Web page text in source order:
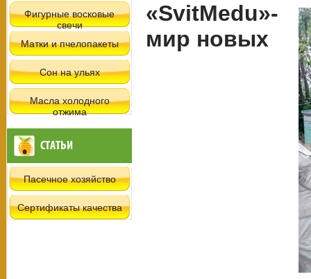
Фигурные восковые
Матки и пчелопакеты
Сон на ульях
Масла холодного
СТАТЬИ
Пасечное хозяйство
Сертификаты качества
«SvitMedu»-
мир новых